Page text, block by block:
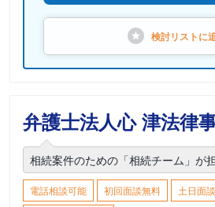
検討リストに
弁護士法人心 津法律
相続案件のための「相続チーム」が
電話相談可能 初回面談無料 土日面